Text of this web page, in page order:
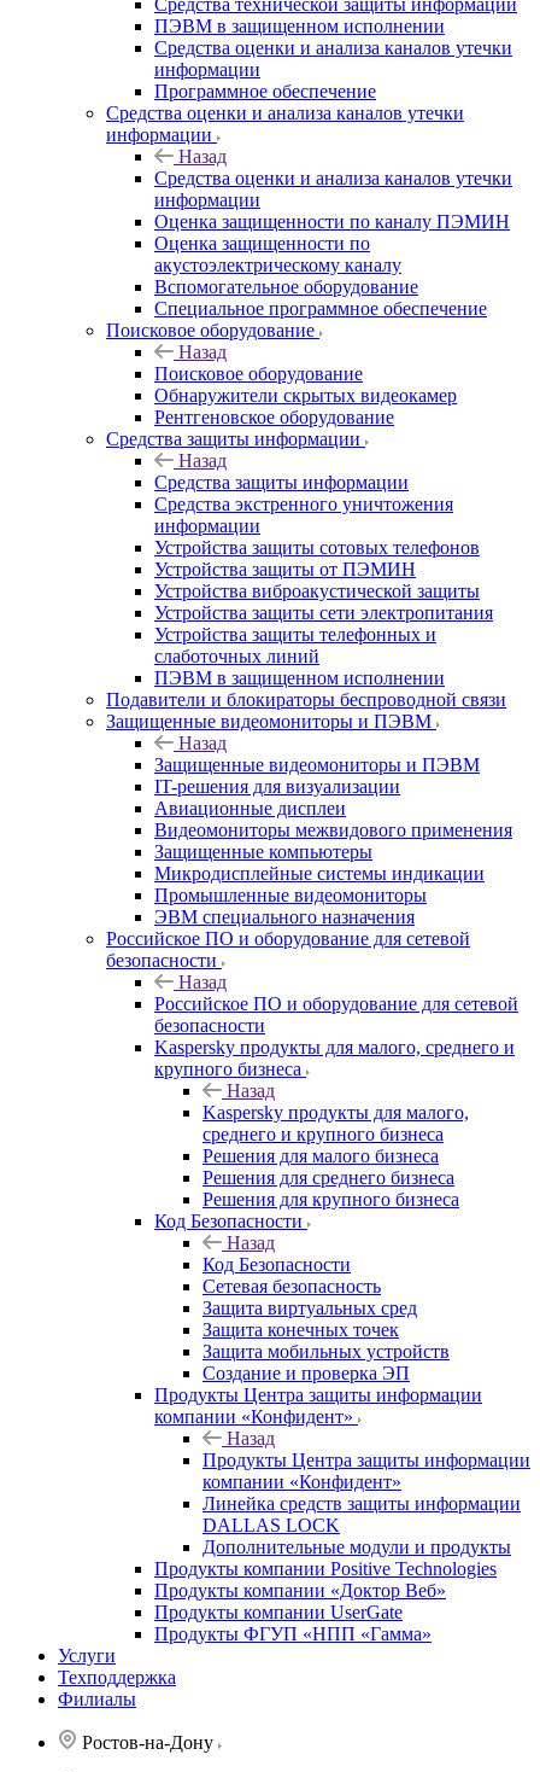
Средства технической защиты информации
ПЭВМ в защищенном исполнении
Средства оценки и анализа каналов утечки
информации
Программное обеспечение
Средства оценки и анализа каналов утечки
информации
Назад
Средства оценки и анализа каналов утечки
информации
Оценка защищенности по каналу ПЭМИН
Оценка защищенности по
акустоэлектрическому каналу
Вспомогательное оборудование
Специальное программное обеспечение
Поисковое оборудование
Назад
Поисковое оборудование
Обнаружители скрытых видеокамер
Рентгеновское оборудование
Средства защиты информации
Назад
Средства защиты информации
Средства экстренного уничтожения
информации
Устройства защиты сотовых телефонов
Устройства защиты от ПЭМИН
Устройства виброакустической защиты
Устройства защиты сети электропитания
Устройства защиты телефонных и
слаботочных линий
ПЭВМ в защищенном исполнении
Подавители и блокираторы беспроводной связи
Защищенные видеомониторы и ПЭВМ
Назад
Защищенные видеомониторы и ПЭВМ
IT-решения для визуализации
Авиационные дисплеи
Видеомониторы межвидового применения
Защищенные компьютеры
Микродисплейные системы индикации
Промышленные видеомониторы
ЭВМ специального назначения
Российское ПО и оборудование для сетевой
безопасности
Назад
Российское ПО и оборудование для сетевой
безопасности
Kaspersky продукты для малого, среднего и
крупного бизнеса
Назад
Kaspersky продукты для малого,
среднего и крупного бизнеса
Решения для малого бизнеса
Решения для среднего бизнеса
Решения для крупного бизнеса
Код Безопасности
Назад
Код Безопасности
Сетевая безопасность
Защита виртуальных сред
Защита конечных точек
Защита мобильных устройств
Создание и проверка ЭП
Продукты Центра защиты информации
компании «Конфидент»
Назад
Продукты Центра защиты информации
компании «Конфидент»
Линейка средств защиты информации
DALLAS LOCK
Дополнительные модули и продукты
Продукты компании Positive Technologies
Продукты компании «Доктор Веб»
Продукты компании UserGate
Продукты ФГУП «НПП «Гамма»
Услуги
Техподдержка
Филиалы
Ростов-на-Дону